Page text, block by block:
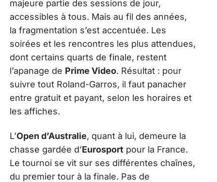
majeure partie des sessions de jour,
accessibles à tous. Mais au fil des années,
la fragmentation s’est accentuée. Les
soirées et les rencontres les plus attendues,
dont certains quarts de finale, restent
l’apanage de Prime Video. Résultat : pour
suivre tout Roland-Garros, il faut panacher
entre gratuit et payant, selon les horaires et
les affiches.
L’Open d’Australie, quant à lui, demeure la
chasse gardée d’Eurosport pour la France.
Le tournoi se vit sur ses différentes chaînes,
du premier tour à la finale. Pas de